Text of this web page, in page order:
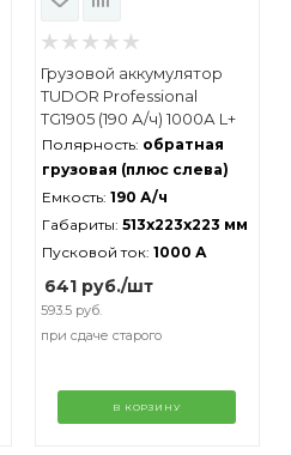
Грузовой аккумулятор
TUDOR Professional
TG1905 (190 А/ч) 1000А L+
Полярность: обратная
грузовая (плюс слева)
Емкость: 190 А/ч
Габариты: 513x223x223 мм
Пусковой ток: 1000 А
641руб./шт
593.5 руб.
при сдаче старого
В КОРЗИНУ